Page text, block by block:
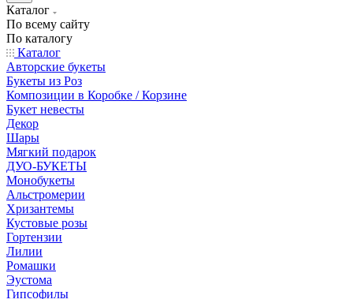
Каталог
По всему сайту
По каталогу
Каталог
Авторские букеты
Букеты из Роз
Композиции в Коробке / Корзине
Букет невесты
Декор
Шары
Мягкий подарок
ДУО-БУКЕТЫ
Монобукеты
Альстромерии
Хризантемы
Кустовые розы
Гортензии
Лилии
Ромашки
Эустома
Гипсофилы